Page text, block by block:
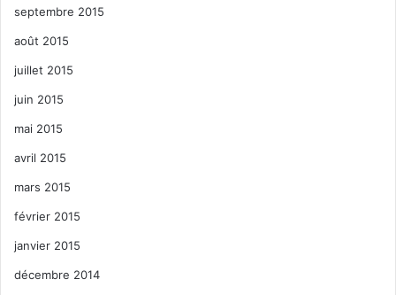
septembre 2015
août 2015
juillet 2015
juin 2015
mai 2015
avril 2015
mars 2015
février 2015
janvier 2015
décembre 2014